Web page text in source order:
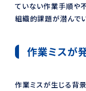
ていない作業手順や
組織的課題が潜んでい
作業ミスが
作業ミスが生じる背